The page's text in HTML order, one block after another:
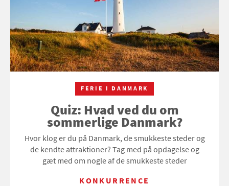
FERIE I DANMARK
Quiz: Hvad ved du om
sommerlige Danmark?
Hvor klog er du på Danmark, de smukkeste steder og
de kendte attraktioner? Tag med på opdagelse og
gæt med om nogle af de smukkeste steder
KONKURRENCE